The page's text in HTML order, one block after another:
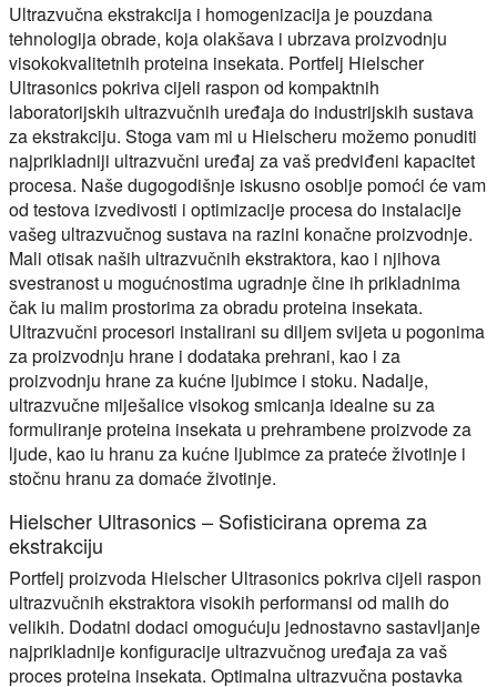
Ultrazvučna ekstrakcija i homogenizacija je pouzdana
tehnologija obrade, koja olakšava i ubrzava proizvodnju
visokokvalitetnih proteina insekata. Portfelj Hielscher
Ultrasonics pokriva cijeli raspon od kompaktnih
laboratorijskih ultrazvučnih uređaja do industrijskih sustava
za ekstrakciju. Stoga vam mi u Hielscheru možemo ponuditi
najprikladniji ultrazvučni uređaj za vaš predviđeni kapacitet
procesa. Naše dugogodišnje iskusno osoblje pomoći će vam
od testova izvedivosti i optimizacije procesa do instalacije
vašeg ultrazvučnog sustava na razini konačne proizvodnje.
Mali otisak naših ultrazvučnih ekstraktora, kao i njihova
svestranost u mogućnostima ugradnje čine ih prikladnima
čak iu malim prostorima za obradu proteina insekata.
Ultrazvučni procesori instalirani su diljem svijeta u pogonima
za proizvodnju hrane i dodataka prehrani, kao i za
proizvodnju hrane za kućne ljubimce i stoku. Nadalje,
ultrazvučne miješalice visokog smicanja idealne su za
formuliranje proteina insekata u prehrambene proizvode za
ljude, kao iu hranu za kućne ljubimce za prateće životinje i
stočnu hranu za domaće životinje.
Hielscher Ultrasonics – Sofisticirana oprema za
ekstrakciju
Portfelj proizvoda Hielscher Ultrasonics pokriva cijeli raspon
ultrazvučnih ekstraktora visokih performansi od malih do
velikih. Dodatni dodaci omogućuju jednostavno sastavljanje
najprikladnije konfiguracije ultrazvučnog uređaja za vaš
proces proteina insekata. Optimalna ultrazvučna postavka